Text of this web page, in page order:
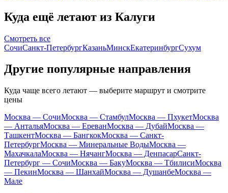
Куда ещё летают из Калуги
Смотреть все
СочиСанкт-ПетербургКазаньМинскЕкатеринбургСухум
Другие популярные направления
Куда чаще всего летают — выберите маршрут и смотрите
цены
Москва — СочиМосква — СтамбулМосква — ПхукетМосква
— АнтальяМосква — ЕреванМосква — ДубайМосква —
ТашкентМосква — БангкокМосква — Санкт-
ПетербургМосква — Минеральные ВодыМосква —
МахачкалаМосква — НячангМосква — ДенпасарСанкт-
Петербург — СочиМосква — БакуМосква — ТбилисиМосква
— ПекинМосква — ШанхайМосква — ДушанбеМосква —
Мале